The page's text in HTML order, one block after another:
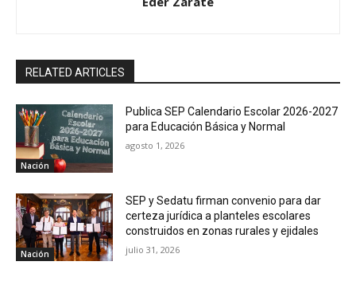
RELATED ARTICLES
Nación
Publica SEP Calendario Escolar 2026-2027
para Educación Básica y Normal
agosto 1, 2026
Nación
SEP y Sedatu firman convenio para dar
certeza jurídica a planteles escolares
construidos en zonas rurales y ejidales
julio 31, 2026